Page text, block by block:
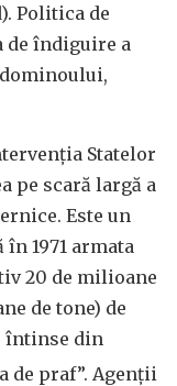
Politica de
de îndiguire a
Statelor
pe scară largă a
Este un
în 1971 armata
20 de milioane
de tone) de
întinse din
de praf”. Agenții